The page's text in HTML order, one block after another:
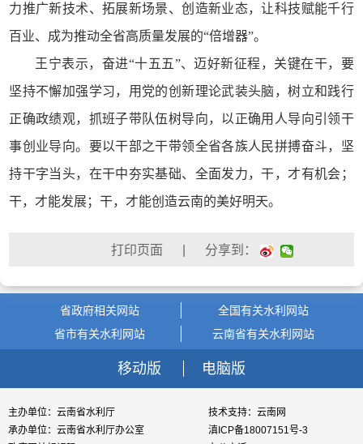
力推广新技术、拓展新场景、创造新业态，让科技赋能千行
百业、成为推动全省高质量发展的“倍增器”。
王宁表示，奋进“十五五”、迈好新征程，关键在干，要
坚持不懈加强学习，用党的创新理论武装头脑，树立和践行
正确政绩观，抓班子带队伍树导向，以正确用人导向引领干
事创业导向。要以干部之干带领全省各族人民拼搏奋斗，坚
持干字当头，在干中夯实基础、全面发力，干，才有机会；
干，才能发展；干，才能创造云南的美好明天。
| 分享到：
省政府相关网站
全国有关水利网站
省市有关水利网站
云南省有关水利网站
移动版 电脑版
主办单位：云南省水利厅
技术支持：云南网
承办单位：云南省水利厅办公室
滇ICP备18007151号-3